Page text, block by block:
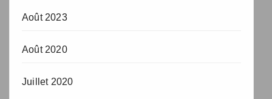
Août 2023
Août 2020
Juillet 2020